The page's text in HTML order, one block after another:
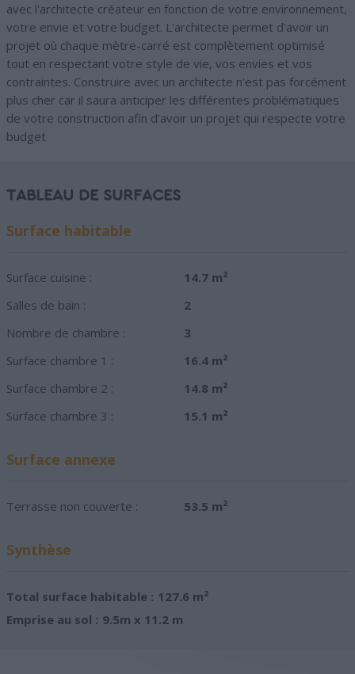
avec l'architecte créateur en fonction de votre environnement,
votre envie et votre budget. L'architecte permet d'avoir un
projet où chaque mètre-carré est complètement optimisé
tout en respectant votre style de vie, vos envies et vos
contraintes. Construire avec un architecte n'est pas forcément
plus cher car il saura anticiper les différentes problématiques
de votre construction afin d'avoir un projet qui respecte votre
budget
TABLEAU DE SURFACES
Surface habitable
Surface cuisine :
14.7 m²
Salles de bain :
2
Nombre de chambre :
3
Surface chambre 1 :
16.4 m²
Surface chambre 2 :
14.8 m²
Surface chambre 3 :
15.1 m²
Surface annexe
Terrasse non couverte : 53.5 m²
Synthèse
Total surface habitable : 127.6 m²
Emprise au sol : 9.5m x 11.2 m